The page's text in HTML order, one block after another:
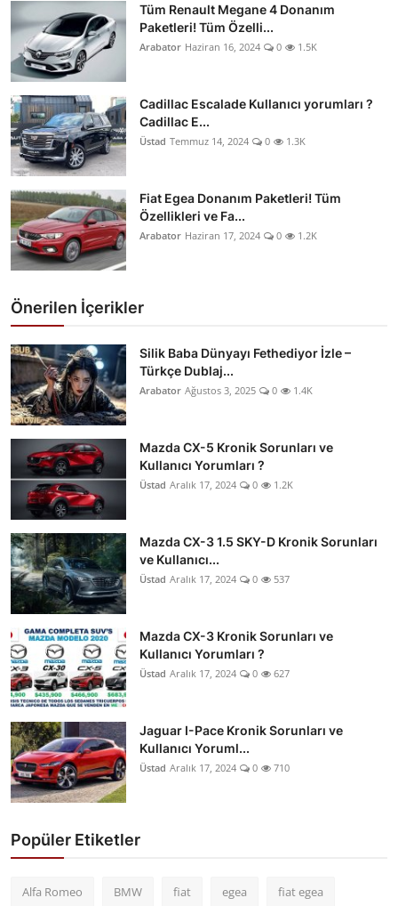
Tüm Renault Megane 4 Donanım
Paketleri! Tüm Özelli...
Arabator Haziran 16, 2024 0 1.5K
Cadillac Escalade Kullanıcı yorumları ?
Cadillac E...
Üstad Temmuz 14, 2024 0 1.3K
Fiat Egea Donanım Paketleri! Tüm
Özellikleri ve Fa...
Arabator Haziran 17, 2024 0 1.2K
Önerilen İçerikler
Silik Baba Dünyayı Fethediyor İzle –
Türkçe Dublaj...
Arabator Ağustos 3, 2025 0 1.4K
Mazda CX-5 Kronik Sorunları ve
Kullanıcı Yorumları ?
Üstad Aralık 17, 2024 0 1.2K
Mazda CX-3 1.5 SKY-D Kronik Sorunları
ve Kullanıcı...
Üstad Aralık 17, 2024 0 537
Mazda CX-3 Kronik Sorunları ve
Kullanıcı Yorumları ?
Üstad Aralık 17, 2024 0 627
Jaguar I-Pace Kronik Sorunları ve
Kullanıcı Yoruml...
Üstad Aralık 17, 2024 0 710
Popüler Etiketler
Alfa Romeo BMW fiat egea fiat egea